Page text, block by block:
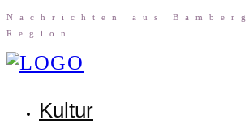
Nach­rich­ten aus
Region
Kul­tur